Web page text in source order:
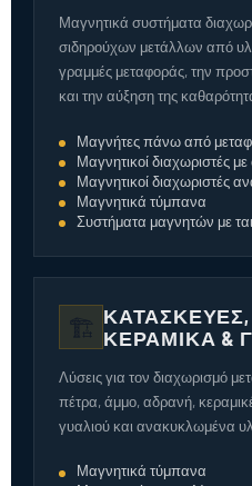
Μαγνητικά συστήματα
σιδηρούχων μετάλλων από
γραμμές μεταφοράς, την
και την αύξηση της
Μαγνήτες πάνω από
Μαγνητικοί διαχωριστές
Μαγνητικοί διαχωριστές
Μαγνητικά τύμπανα
Συστήματα μαγνητών με
🏗️ ΚΕΡΑΜΙΚΆ &
Λύσεις για τον διαχωρισμό
πέτρα, άμμο, αδρανή,
γυαλιού και ανακυκλωμένα
Μαγνητικά τύμπανα